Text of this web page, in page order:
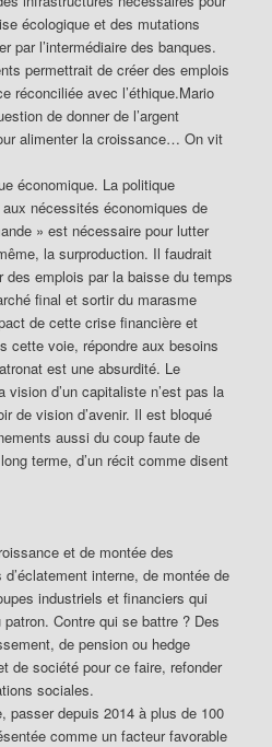
écologique et des mutations
par l’intermédiaire des banques.
permettrait de créer des emplois
réconciliée avec l’éthique.Mario
de donner de l’argent
alimenter la croissance… On vit
économique. La politique
nécessités économiques de
» est nécessaire pour lutter
la surproduction. Il faudrait
des emplois par la baisse du temps
final et sortir du marasme
de cette crise financière et
cette voie, répondre aux besoins
est une absurdité. Le
vision d’un capitaliste n’est pas la
de vision d’avenir. Il est bloqué
aussi du coup faute de
terme, d’un récit comme disent
et de montée des
interne, de montée de
industriels et financiers qui
Contre qui se battre ? Des
de pension ou hedge
de société pour ce faire, refonder
sociales.
passer depuis 2014 à plus de 100
comme un facteur favorable